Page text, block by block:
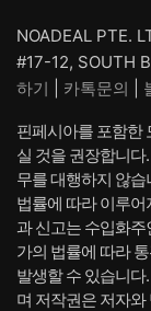
NOADEAL PTE.
#17-12, SOUTH
하기
카톡문의
핀페시아를 포함한
실 것을 권장합니
무를 대행하지 않
법률에 따라 이루
과 신고는 수입화
가의 법률에 따라
발생할 수 있습니
며 저작권은 저자